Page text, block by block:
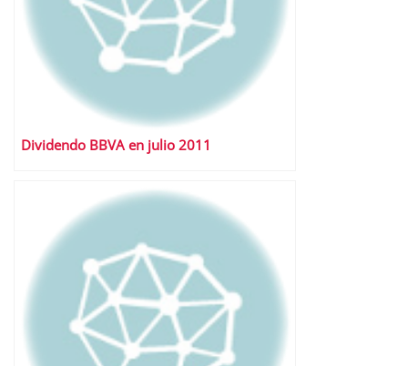
Dividendo BBVA en julio 2011